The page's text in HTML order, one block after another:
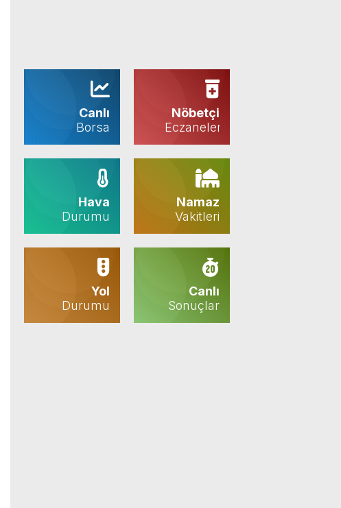
Canlı
Borsa
Nöbetçi
Eczaneler
Hava
Durumu
Namaz
Vakitleri
Yol
Durumu
Canlı
Sonuçlar